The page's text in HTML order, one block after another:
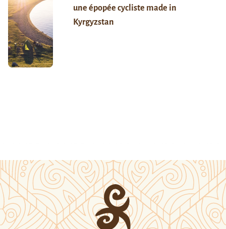
une épopée cycliste made in
Kyrgyzstan